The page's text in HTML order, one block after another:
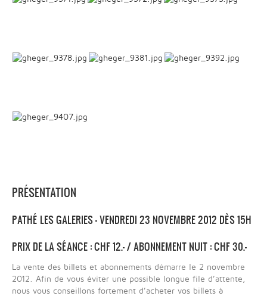
PRÉSENTATION
PATHÉ LES GALERIES - VENDREDI 23 NOVEMBRE 2012 DÈS 15H
PRIX DE LA SÉANCE : CHF 12.- / ABONNEMENT NUIT : CHF 30.-
La vente des billets et abonnements démarre le 2 novembre
2012. Afin de vous éviter une possible longue file d’attente,
nous vous conseillons fortement d’acheter vos billets à